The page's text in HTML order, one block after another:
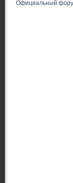
Официальный